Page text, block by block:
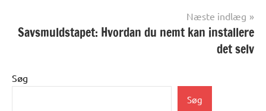
Næste indlæg
Savsmuldstapet: Hvordan du nemt kan installere
det selv
Søg
Søg